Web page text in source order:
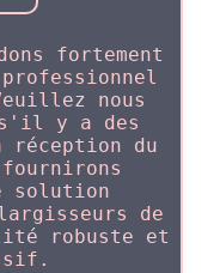
fortement
nous
s'il y a des
réception du
solution
de
robuste et